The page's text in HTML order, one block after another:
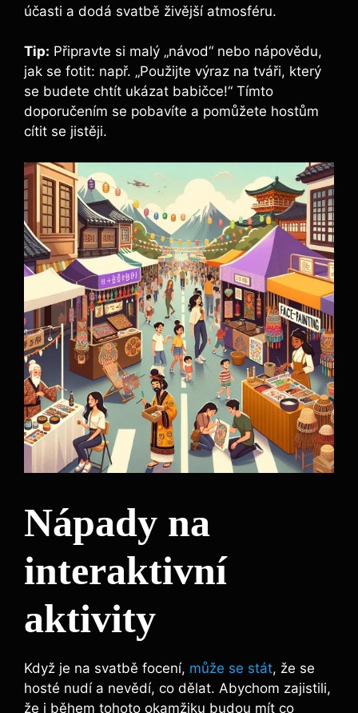
účasti a dodá‌ svatbě živější⁤ atmosféru.
Tip: ⁣Připravte ⁣si malý „návod“ nebo nápovědu,
jak se fotit: např. „Použijte výraz na tváři, ​který‍
se budete chtít ukázat babičce!“ Tímto‌
doporučením se pobavíte a pomůžete hostům
cítit se jistěji.
Nápady na
interaktivní
aktivity
Když je na ​svatbě focení, může se stát, že se
hosté nudí​ a nevědí, co⁢ dělat. Abychom zajistili,
že i během tohoto okamžiku budou mít co